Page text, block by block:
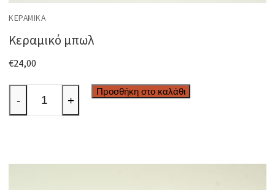
ΚΕΡΑΜΙΚΆ
Κεραμικό μπωλ
€24,00
Κεραμικό
μπωλ
- +
Προσθήκη στο καλάθι